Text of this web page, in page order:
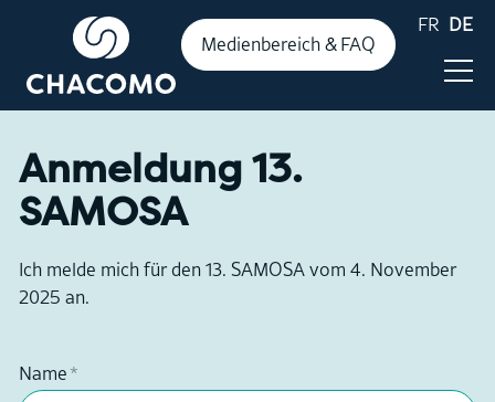
Medienbereich & FAQ
FR DE
Aktuelles
Publikationen
Anmeldung 13.
SAMOSA
Ich melde mich für den 13. SAMOSA vom 4. November
2025 an.
Name *